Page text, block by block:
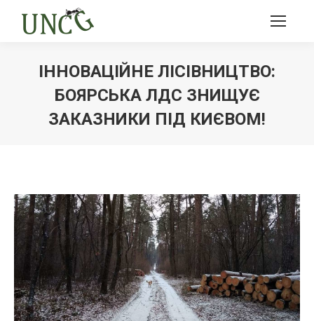
ІННОВАЦІЙНЕ ЛІСІВНИЦТВО:
БОЯРСЬКА ЛДС ЗНИЩУЄ
ЗАКАЗНИКИ ПІД КИЄВОМ!